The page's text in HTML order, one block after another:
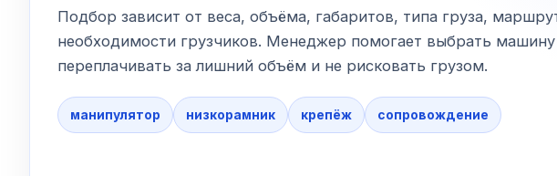
Подбор зависит от веса, объёма, габаритов, типа груза,
необходимости грузчиков. Менеджер помогает выбрать
переплачивать за лишний объём и не рисковать грузом.
манипулятор низкорамник крепёж сопровождение